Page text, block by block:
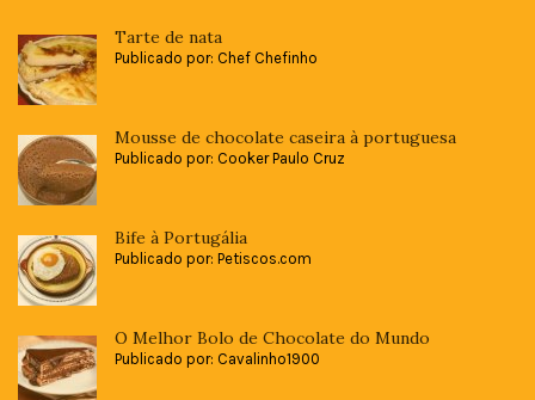
Tarte de nata
Publicado por: Chef Chefinho
Mousse de chocolate caseira à portuguesa
Publicado por: Cooker Paulo Cruz
Bife à Portugália
Publicado por: Petiscos.com
O Melhor Bolo de Chocolate do Mundo
Publicado por: Cavalinho1900